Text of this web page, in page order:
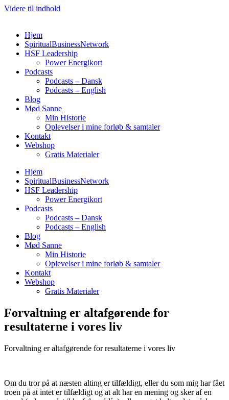
Videre til indhold
Hjem
SpiritualBusinessNetwork
HSF Leadership
Power Energikort
Podcasts
Podcasts – Dansk
Podcasts – English
Blog
Mød Sanne
Min Historie
Oplevelser i mine forløb & samtaler
Kontakt
Webshop
Gratis Materialer
Hjem
SpiritualBusinessNetwork
HSF Leadership
Power Energikort
Podcasts
Podcasts – Dansk
Podcasts – English
Blog
Mød Sanne
Min Historie
Oplevelser i mine forløb & samtaler
Kontakt
Webshop
Gratis Materialer
Forvaltning er altafgørende for
resultaterne i vores liv
Forvaltning er altafgørende for resultaterne i vores liv
Om du tror på at næsten alting er tilfældigt, eller du som mig har fået
troen på at intet er tilfældigt og at alt har en mening og sker af en